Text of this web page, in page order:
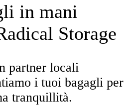
in mani
Storage
partner locali
i tuoi bagagli per
tranquillità.